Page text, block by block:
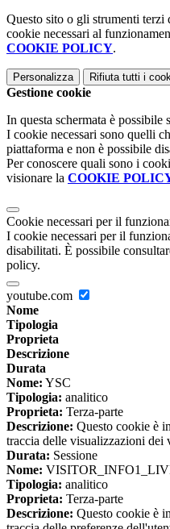
Questo sito o gli strumenti
cookie necessari al
COOKIE POLICY.
Personalizza Rifiuta tutti i
Gestione cookie
In questa schermata è
I cookie necessari sono quelli
piattaforma e non è possibile
Per conoscere quali sono i
visionare la COOKIE
Cookie necessari per il
I cookie necessari per il
disabilitati. È possibile
policy.
youtube.com
Nome
Tipologia
Proprieta
Descrizione
Durata
Nome: YSC
Tipologia: analitico
Proprieta: Terza-parte
Descrizione: Questo cookie è
traccia delle visualizzazioni dei
Durata: Sessione
Nome:
Tipologia: analitico
Proprieta: Terza-parte
Descrizione: Questo cookie è